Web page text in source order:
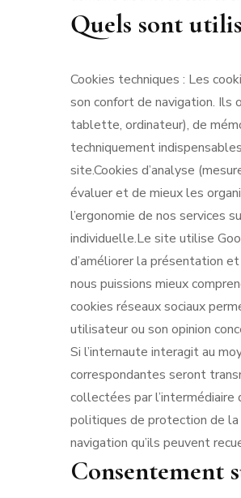
Quels sont
Cookies techniques : Les
son confort de navigation. Ils
tablette, ordinateur), de
techniquement
site.Cookies d’analyse
évaluer et de mieux les
l’ergonomie de nos services
individuelle.Le site utilise
d’améliorer la présentation
nous puissions mieux
cookies réseaux sociaux
utilisateur ou son opinion
Si l’internaute interagit au
correspondantes seront
collectées par
politiques de protection de la
navigation qu’ils peuvent
Consentement